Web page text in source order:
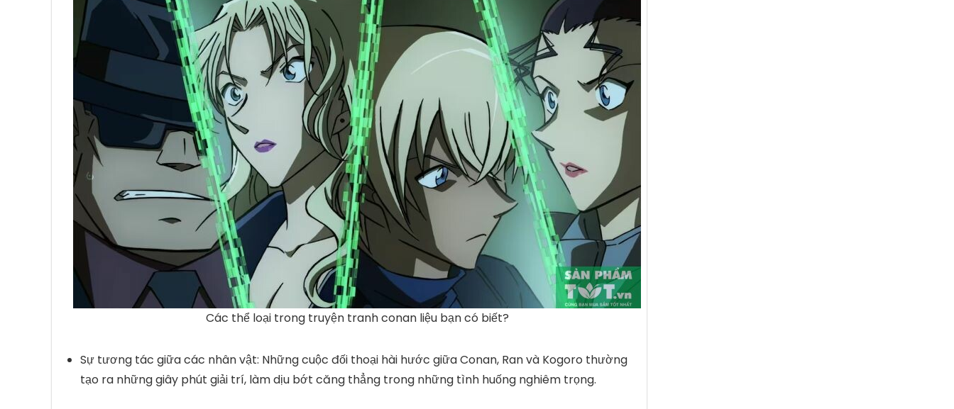
Các thể loại trong truyện tranh conan liệu bạn có biết?
Sự tương tác giữa các nhân vật: Những cuộc đối thoại hài hước giữa Conan, Ran và Kogoro thường
tạo ra những giây phút giải trí, làm dịu bớt căng thẳng trong những tình huống nghiêm trọng.